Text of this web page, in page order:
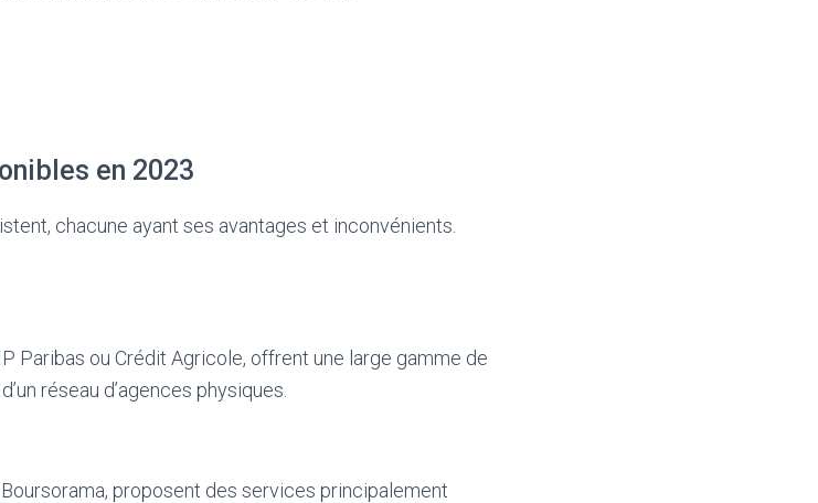
en 2023
chacune ayant ses avantages et inconvénients.
Paribas ou Crédit Agricole, offrent une large gamme de
réseau d’agences physiques.
proposent des services principalement